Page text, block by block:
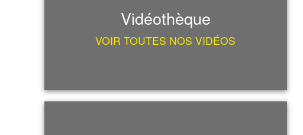
Vidéothèque
VOIR TOUTES NOS VIDÉOS